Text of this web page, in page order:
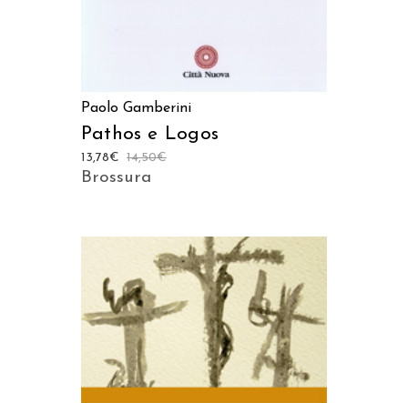
Paolo Gamberini
Pathos e Logos
14,50€
13,78€
Brossura